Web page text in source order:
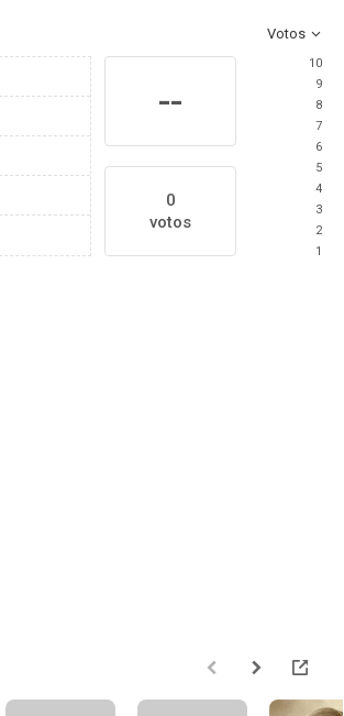
Votos
--
0
votos
10
9
8
7
6
5
4
3
2
1